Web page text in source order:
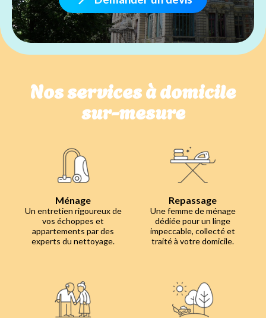
Nos services à domicile
sur-mesure
Ménage
Un entretien rigoureux de
vos échoppes et
appartements par des
experts du nettoyage.
Repassage
Une femme de ménage
dédiée pour un linge
impeccable, collecté et
traité à votre domicile.